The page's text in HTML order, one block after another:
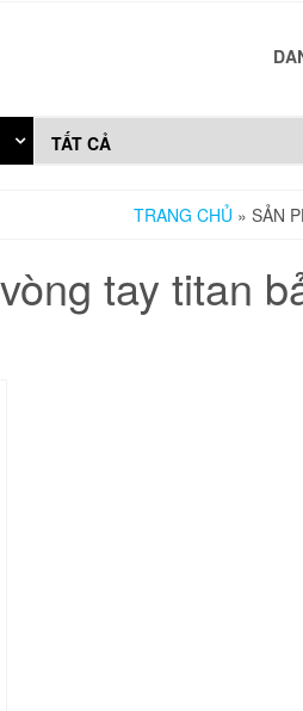
TRANG CHỦ » SẢN
vòng tay titan